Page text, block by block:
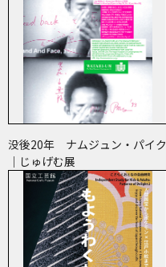
没後20年 ナムジュン・パイク
｜じゅげむ展